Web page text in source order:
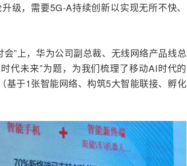
级，需要5G-A持续创新以实现无所不快、
”上， 华为公司副总裁、无线网络产品线总
代未来”为题，为我们梳理了移动AI时代的
基于1张智能网络、构筑5大智能联接、孵化